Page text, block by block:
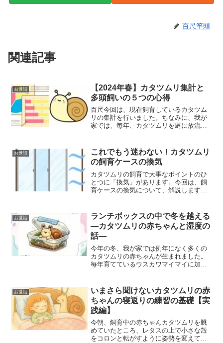
百尺竿頭
関連記事
お世話
【2024年春】カタツムリ集計と
多頭飼いの５つの心得
百尺今回は、現在飼育しているカタツム
リの集計を行いました。ちなみに、我が
家では、毎年、カタツムリを庭に放流す
ムリの身体測定について記載しています
🐌2024年春のカタツム...
お世話
これでもう迷わない！カタツムリ
の飼育ケースの換気
カタツムリの飼育で大事なポイントのひ
とつに「換気」があります。今回は、飼
育ケースの換気について、解説します😊
か？」というのは、とても重要なポイン
トです。我が家ではカタツ...
お世話
ランチボックスの中で冬を越える
—カタツムリの赤ちゃんと湿度の
話—
今年の冬、我が家では例年になく多くの
カタツムリの赤ちゃんが生まれました。
毎年育てているウスカワマイマイに加
ギセル、ナミコギセル、そして未同定の
キセルガイ類など、実に多様な陸貝が秋
の終わりに次々と孵化しました。今回
は、いろいろな種類のカタツムリの稚貝
を育てる上で、今年の冬に気を付けてい
る事をご紹介します。
お世話
いまさら聞けないカタツムリの赤
ちゃんの寝返りの練習の基礎【実
践編】
今朝、飼育中の赤ちゃんカタツムリを眺
めていたところ、レタスの上で小さな殻
をコロンと転がすように姿勢を変えてい